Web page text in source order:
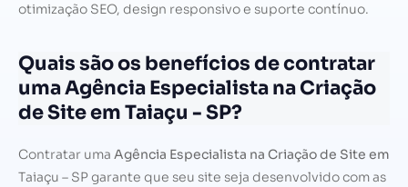
otimização SEO, design responsivo e suporte contínuo.
Quais são os benefícios de contratar
uma Agência Especialista na Criação
de Site em Taiaçu - SP?
Contratar uma Agência Especialista na Criação de Site em
Taiaçu – SP garante que seu site seja desenvolvido com as